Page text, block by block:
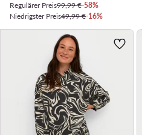
Regulärer Preis99,99 €-58%
Niedrigster Preis49,99 €-16%